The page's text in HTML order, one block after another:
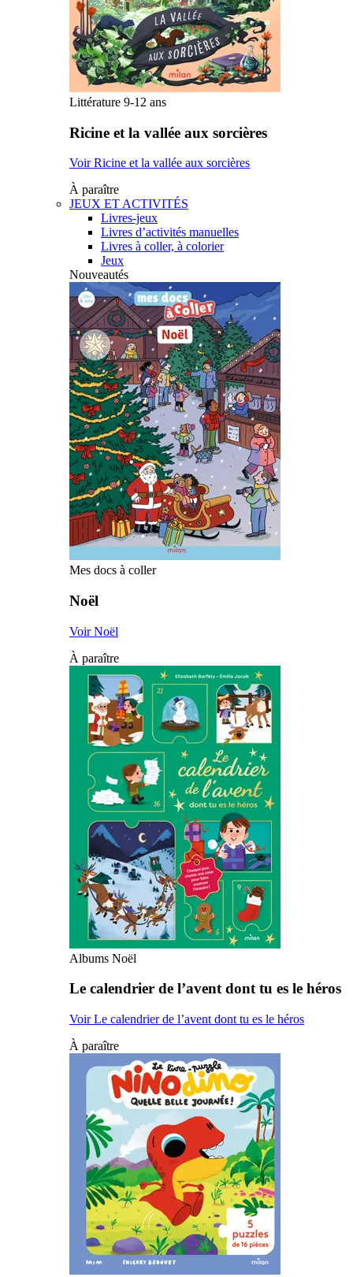
Littérature 9-12 ans
Ricine et la vallée aux sorcières
Voir Ricine et la vallée aux sorcières
À paraître
JEUX ET ACTIVITÉS
Livres-jeux
Livres d’activités manuelles
Livres à coller, à colorier
Jeux
Nouveautés
Mes docs à coller
Noël
Voir Noël
À paraître
Albums Noël
Le calendrier de l’avent dont tu es le héros
Voir Le calendrier de l’avent dont tu es le héros
À paraître